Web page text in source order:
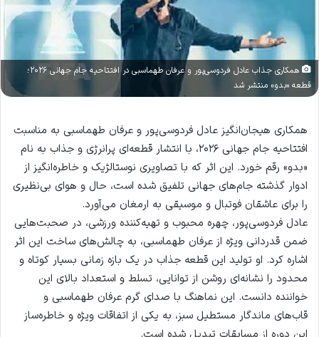
همکاری جذاب عادل فردوسی‌پور و عرفان طهماسبی در افتتاحیه جام جهانی ۲۰۲۶؛
قطعه «بدو» منتشر شد
همکاری هیجان‌انگیز عادل فردوسی‌پور و عرفان طهماسبی به مناسبت
افتتاحیه جام جهانی ۲۰۲۶، با انتشار قطعه‌ای پرانرژی و جذاب به نام
«بدو» رقم خورد. این اثر که با تصاویری نوستالژیک و خاطره‌انگیز از
ادوار گذشته جام‌های جهانی تلفیق شده است، حال و هوای بی‌نظیری
را برای عاشقان فوتبال و موسیقی به ارمغان می‌آورد.
عادل فردوسی‌پور، چهره محبوب و تهیه‌کننده ورزشی، در صحبت‌هایی
ضمن قدردانی ویژه از عرفان طهماسبی، به چالش‌های ساخت این اثر
اشاره کرد. او تولید این قطعه جذاب در یک بازه زمانی بسیار کوتاه و
محدود را نشانه‌ای روشن از توانایی، تسلط و استعداد بالای این
خواننده دانست. این نماهنگ با صدای گرم عرفان طهماسبی و
قاب‌های ماندگار مستطیل سبز، به یکی از اتفاقات ویژه و خاطره‌ساز